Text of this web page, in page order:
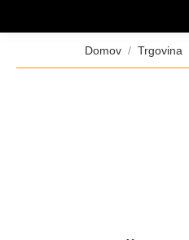
Tukaj ste:
Domov Trgovina